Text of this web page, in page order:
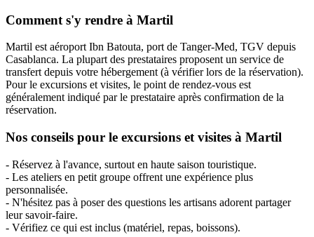
Comment s'y rendre à Martil
Martil est aéroport Ibn Batouta, port de Tanger-Med, TGV depuis
Casablanca. La plupart des prestataires proposent un service de
transfert depuis votre hébergement (à vérifier lors de la réservation).
Pour le excursions et visites, le point de rendez-vous est
généralement indiqué par le prestataire après confirmation de la
réservation.
Nos conseils pour le excursions et visites à Martil
- Réservez à l'avance, surtout en haute saison touristique.
- Les ateliers en petit groupe offrent une expérience plus
personnalisée.
- N'hésitez pas à poser des questions les artisans adorent partager
leur savoir-faire.
- Vérifiez ce qui est inclus (matériel, repas, boissons).